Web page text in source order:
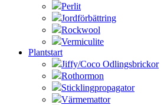
Perlit
Jordförbättring
Rockwool
Vermiculite
Plantstart
Jiffy/Coco Odlingsbrickor
Rothormon
Sticklingpropagator
Värmemattor